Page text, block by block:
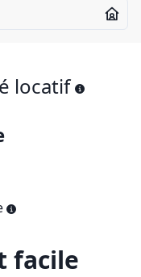
locatif
facile